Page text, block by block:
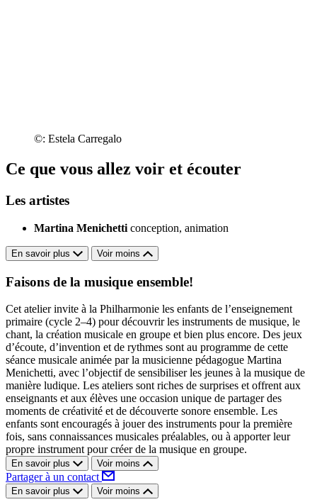
©: Estela Carregalo
Ce que vous allez voir et écouter
Les artistes
Martina Menichetti conception, animation
En savoir plus Voir moins
Faisons de la musique ensemble!
Cet atelier invite à la Philharmonie les enfants de l’enseignement
primaire (cycle 2–4) pour découvrir les instruments de musique, le
chant, la création musicale en groupe et bien plus encore. Des jeux
d’écoute, d’invention et de rythmes sont au programme de cette
séance musicale animée par la musicienne pédagogue Martina
Menichetti, avec l’objectif de sensibiliser les jeunes à la musique de
manière ludique. Les ateliers sont riches de surprises et offrent aux
enseignants et aux élèves une occasion unique de partager des
moments de créativité et de découverte sonore ensemble. Les
enfants sont encouragés à jouer des instruments pour la première
fois, sans connaissances musicales préalables, ou à apporter leur
propre instrument pour créer de la musique en groupe.
En savoir plus Voir moins
Partager à un contact
En savoir plus Voir moins